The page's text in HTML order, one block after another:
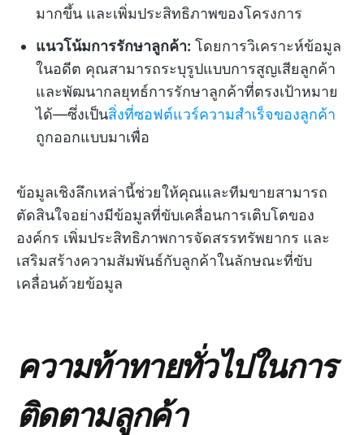
มากขึ้น และเพิ่มประสิทธิภาพของโครงการ
แนวโน้มการรักษาลูกค้า: โดยการวิเคราะห์ข้อมูล
ในอดีต คุณสามารถระบุรูปแบบการสูญเสียลูกค้า
และพัฒนากลยุทธ์การรักษาลูกค้าที่ตรงเป้าหมาย
ได้—ซึ่งเป็นสิ่งที่ซอฟต์แวร์ความสำเร็จของลูกค้า
ถูกออกแบบมาเพื่อ
ข้อมูลเชิงลึกเหล่านี้ช่วยให้คุณและทีมขายสามารถ
ตัดสินใจอย่างมีข้อมูลที่ขับเคลื่อนการเติบโตของ
องค์กร เพิ่มประสิทธิภาพการจัดสรรทรัพยากร และ
เสริมสร้างความสัมพันธ์กับลูกค้าในลักษณะที่ขับ
เคลื่อนด้วยข้อมูล
ความท้าทายทั่วไปในการ
ติดตามลูกค้า